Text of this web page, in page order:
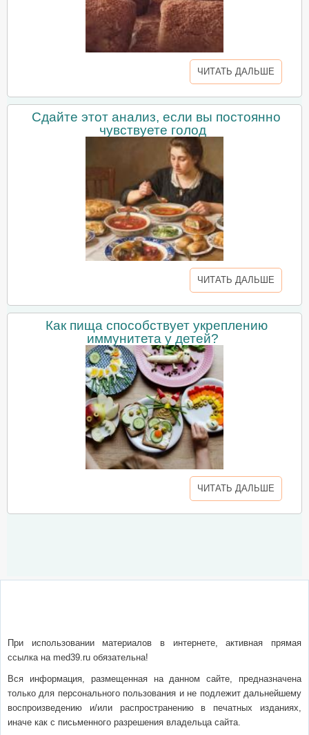
ЧИТАТЬ ДАЛЬШЕ
Сдайте этот анализ, если вы постоянно
чувствуете голод
ЧИТАТЬ ДАЛЬШЕ
Как пища способствует укреплению
иммунитета у детей?
ЧИТАТЬ ДАЛЬШЕ
При использовании материалов в интернете, активная прямая
ссылка на med39.ru обязательна!
Вся информация, размещенная на данном сайте, предназначена
только для персонального пользования и не подлежит дальнейшему
воспроизведению и/или распространению в печатных изданиях,
иначе как с письменного разрешения владельца сайта.